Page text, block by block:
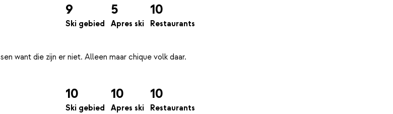
9
Ski gebied
5
Apres ski
10
Restaurants
want die zijn er niet. Alleen maar chique volk daar.
10
Ski gebied
10
Apres ski
10
Restaurants